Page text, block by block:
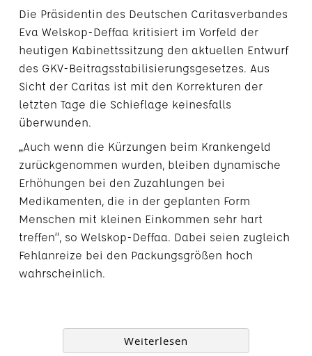
Die Präsidentin des Deutschen Caritasverbandes
Eva Welskop-Deffaa kritisiert im Vorfeld der
heutigen Kabinettssitzung den aktuellen Entwurf
des GKV-Beitragsstabilisierungsgesetzes. Aus
Sicht der Caritas ist mit den Korrekturen der
letzten Tage die Schieflage keinesfalls
überwunden.
„Auch wenn die Kürzungen beim Krankengeld
zurückgenommen wurden, bleiben dynamische
Erhöhungen bei den Zuzahlungen bei
Medikamenten, die in der geplanten Form
Menschen mit kleinen Einkommen sehr hart
treffen“, so Welskop-Deffaa. Dabei seien zugleich
Fehlanreize bei den Packungsgrößen hoch
wahrscheinlich.
Weiterlesen